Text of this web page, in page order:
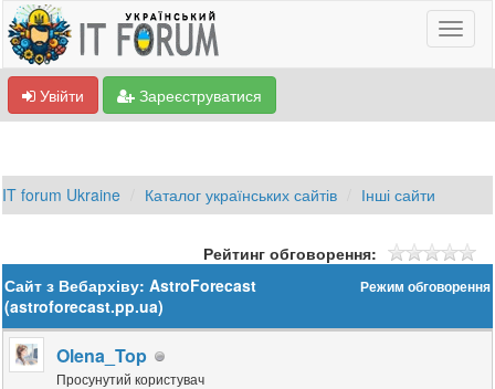
Увійти Зареєструватися
IT forum Ukraine Каталог українських сайтів Інші сайти
Рейтинг обговорення:
Режим обговорення
Сайт з Вебархіву: AstroForecast
(astroforecast.pp.ua)
Olena_Top
Просунутий користувач